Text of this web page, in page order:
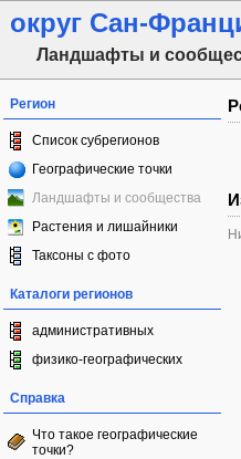
округ Сан-
Ландшафты и
Регион
Список субрегионов
Географические точки
Ландшафты и сообщества
Растения и лишайники
Таксоны с фото
Каталоги регионов
административных
физико-географических
Справка
Что такое географические
точки?